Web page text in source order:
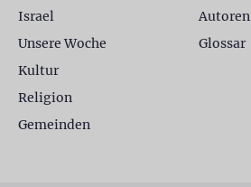
Israel
Unsere Woche
Kultur
Religion
Gemeinden
Autoren
Glossar